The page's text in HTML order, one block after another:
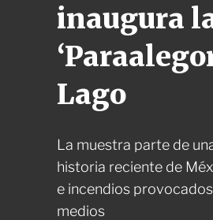
inaugura
Lago
La muestra parte de
historia reciente de
e incendios
medios